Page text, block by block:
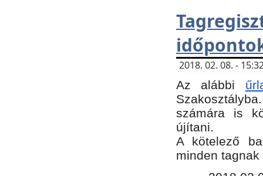
2018. 02. 08. -
Az alábbi
számára is
újítani.
​A kötelező
minden